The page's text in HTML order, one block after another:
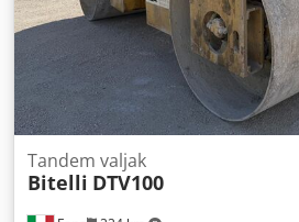
Tandem valjak
Bitelli DTV100